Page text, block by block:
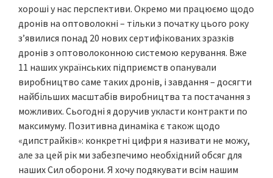
хороші у нас перспективи. Окремо ми працюємо щодо
дронів на оптоволокні – тільки з початку цього року
з’явилися понад 20 нових сертифікованих зразків
дронів з оптоволоконною системою керування. Вже
11 наших українських підприємств опанували
виробництво саме таких дронів, і завдання – досягти
найбільших масштабів виробництва та постачання з
можливих. Сьогодні я доручив укласти контракти по
максимуму. Позитивна динаміка є також щодо
«дипстрайків»: конкретні цифри я називати не можу,
але за цей рік ми забезпечимо необхідний обсяг для
наших Сил оборони. Я хочу подякувати всім нашим